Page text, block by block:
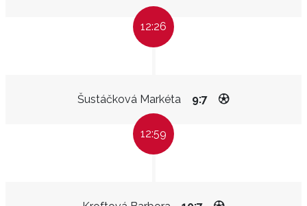
12:26
Šustáčková Markéta 9:7
12:59